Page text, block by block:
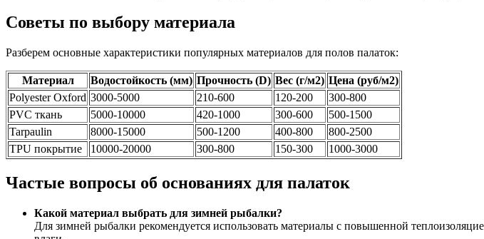
Советы по выбору материала
Разберем основные характеристики популярных материалов для полов палаток:
Материал Водостойкость (мм) Прочность (D) Вес (г/м2) Цена (руб/м2)
Polyester Oxford 3000-5000 210-600 120-200
300-800
PVC ткань
5000-10000 420-1000 300-600
500-1500
Tarpaulin
8000-15000 500-1200 400-800
800-2500
TPU покрытие
10000-20000 300-800 150-300 1000-3000
Частые вопросы об основаниях для палаток
Какой материал выбрать для зимней рыбалки?
Для зимней рыбалки рекомендуется использовать материалы с повышенной